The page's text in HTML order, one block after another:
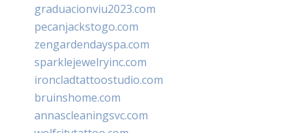
graduacionviu2023.com
pecanjackstogo.com
zengardendayspa.com
sparklejewelryinc.com
ironcladtattoostudio.com
bruinshome.com
annascleaningsvc.com